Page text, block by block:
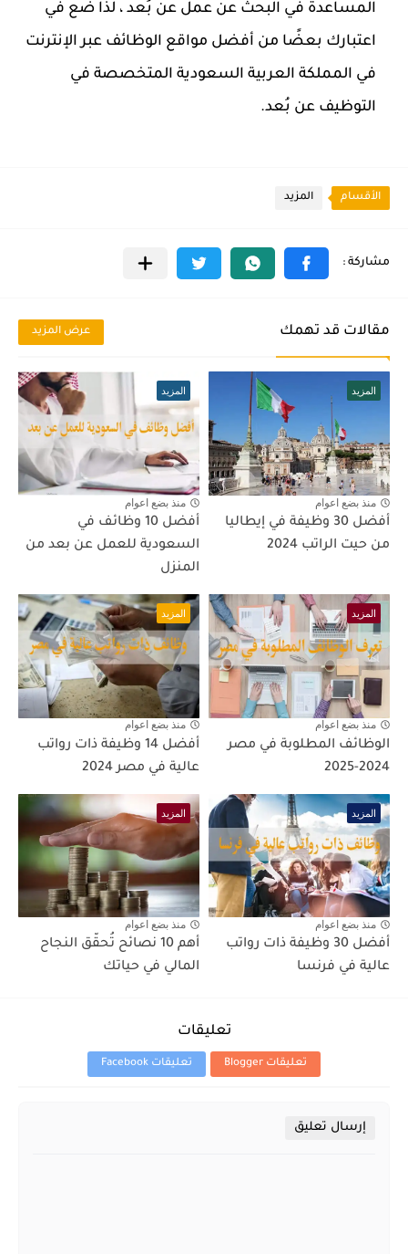
المساعدة في البحث عن عمل عن بُعد ، لذا ضع في
اعتبارك بعضًا من أفضل مواقع الوظائف عبر الإنترنت
في المملكة العربية السعودية المتخصصة في
التوظيف عن بُعد.
الأقسام المزيد
مقالات قد تهمك عرض المزيد
المزيد
منذ بضع اعوام
أفضل 30 وظيفة في إيطاليا
من حيت الراتب 2024
المزيد
منذ بضع اعوام
أفضل 10 وظائف في
السعودية للعمل عن بعد من
المنزل
المزيد
منذ بضع اعوام
الوظائف المطلوبة في مصر
2024-2025
المزيد
منذ بضع اعوام
أفضل 14 وظيفة ذات رواتب
عالية في مصر 2024
المزيد
منذ بضع اعوام
أفضل 30 وظيفة ذات رواتب
عالية في فرنسا
المزيد
منذ بضع اعوام
أهم 10 نصائح تُحقّق النجاح
المالي في حياتك
تعليقات
تعليقات Blogger تعليقات Facebook
إرسال تعليق